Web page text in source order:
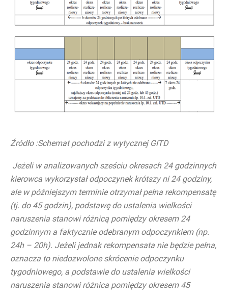
Źródło :Schemat pochodzi z wytycznej GITD
Jeżeli w analizowanych sześciu okresach 24 godzinnych
kierowca wykorzystał odpoczynek krótszy ni 24 godziny,
ale w późniejszym terminie otrzymał pełna rekompensatę
(tj. do 45 godzin), podstawę do ustalenia wielkości
naruszenia stanowi różnicą pomiędzy okresem 24
godzinnym a faktycznie odebranym odpoczynkiem (np.
24h – 20h). Jeżeli jednak rekompensata nie będzie pełna,
oznacza to niedozwolone skrócenie odpoczynku
tygodniowego, a podstawie do ustalenia wielkości
naruszenia stanowi różnica pomiędzy okresem 45